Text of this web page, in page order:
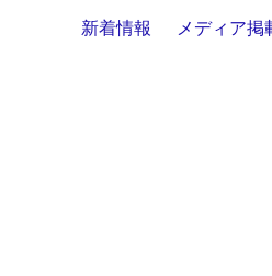
新着情報 メディア掲